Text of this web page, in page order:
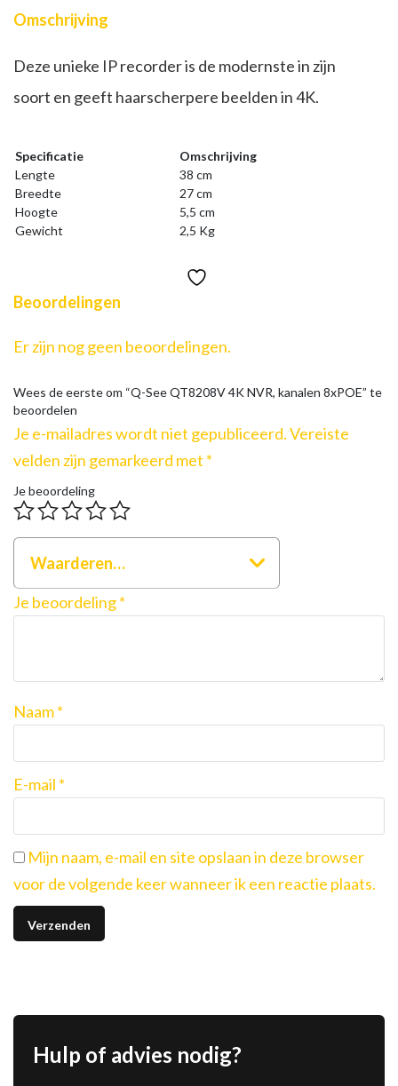
Omschrijving
Deze unieke IP recorder is de modernste in zijn
soort en geeft haarscherpere beelden in 4K.
Specificatie
Omschrijving
Lengte
38 cm
Breedte
27 cm
Hoogte
5,5 cm
Gewicht
2,5 Kg
Beoordelingen
Er zijn nog geen beoordelingen.
Wees de eerste om “Q-See QT8208V 4K NVR, kanalen 8xPOE” te
beoordelen
Je e-mailadres wordt niet gepubliceerd.Vereiste
velden zijn gemarkeerd met *
Je beoordeling
Waarderen…
Je beoordeling*
Naam*
E-mail *
Mijn naam, e-mail en site opslaan in deze browser
voor de volgende keer wanneer ik een reactie plaats.
Hulp of advies nodig?